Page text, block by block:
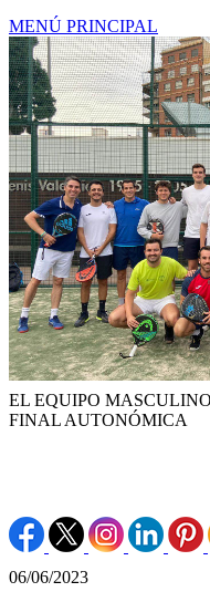
MENÚ PRINCIPAL
EL EQUIPO
FINAL AUTONÓMICA
06/06/2023